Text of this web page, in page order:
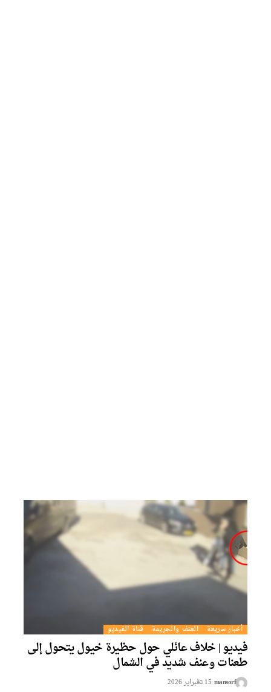
أخبار سريعة العنف والجريمة قناة الفيديو
فيديو | خلاف عائلي حول حظيرة خيول يتحول إلى
طعنات وعنف شديد في الشمال
mansorf 15 בفبراير 2026